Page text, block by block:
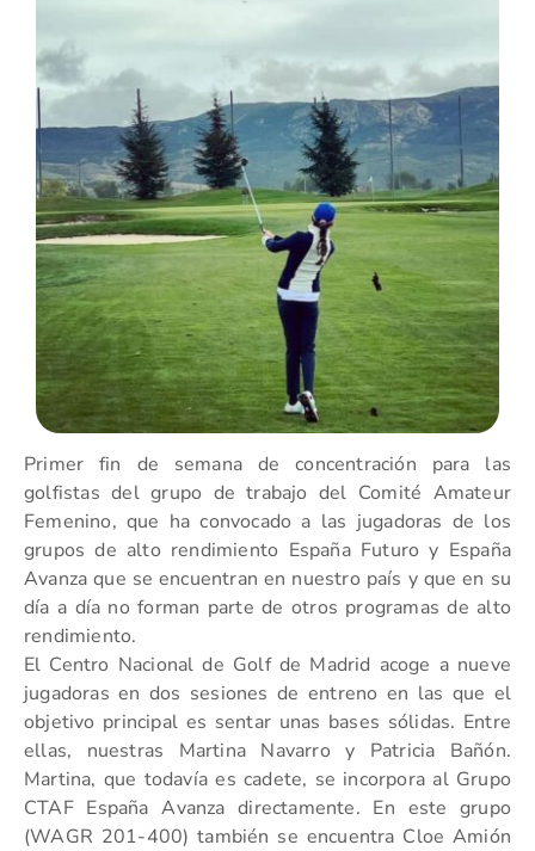
Primer fin de semana de concentración para las
golfistas del grupo de trabajo del Comité Amateur
Femenino, que ha convocado a las jugadoras de los
grupos de alto rendimiento España Futuro y España
Avanza que se encuentran en nuestro país y que en su
día a día no forman parte de otros programas de alto
rendimiento.
El Centro Nacional de Golf de Madrid acoge a nueve
jugadoras en dos sesiones de entreno en las que el
objetivo principal es sentar unas bases sólidas. Entre
ellas, nuestras Martina Navarro y Patricia Bañón.
Martina, que todavía es cadete, se incorpora al Grupo
CTAF España Avanza directamente. En este grupo
(WAGR 201-400) también se encuentra Cloe Amión